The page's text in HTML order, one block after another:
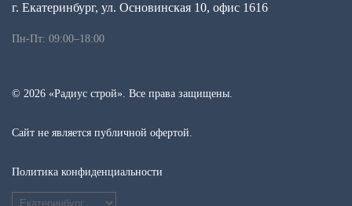
г. Екатеринбург, ул. Основинская 10, офис 1616
Пн-Пт: 09:00–18:00
© 2026 «Радиус строй». Все права защищены.
Сайт не является публичной офертой.
Политика конфиденциальности